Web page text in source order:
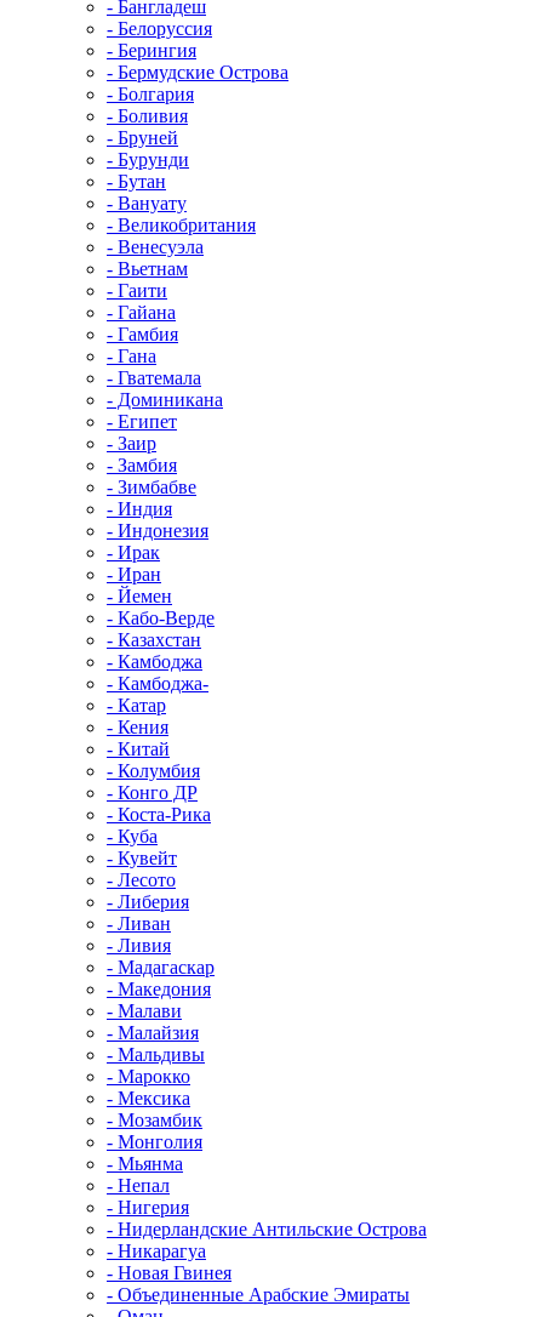
- Бангладеш
- Белоруссия
- Берингия
- Бермудские Острова
- Болгария
- Боливия
- Бруней
- Бурунди
- Бутан
- Вануату
- Великобритания
- Венесуэла
- Вьетнам
- Гаити
- Гайана
- Гамбия
- Гана
- Гватемала
- Доминикана
- Египет
- Заир
- Замбия
- Зимбабве
- Индия
- Индонезия
- Ирак
- Иран
- Йемен
- Кабо-Верде
- Казахстан
- Камбоджа
- Камбоджа-
- Катар
- Кения
- Китай
- Колумбия
- Конго ДР
- Коста-Рика
- Куба
- Кувейт
- Лесото
- Либерия
- Ливан
- Ливия
- Мадагаскар
- Македония
- Малави
- Малайзия
- Мальдивы
- Марокко
- Мексика
- Мозамбик
- Монголия
- Мьянма
- Непал
- Нигерия
- Нидерландские Антильские Острова
- Никарагуа
- Новая Гвинея
- Объединенные Арабские Эмираты